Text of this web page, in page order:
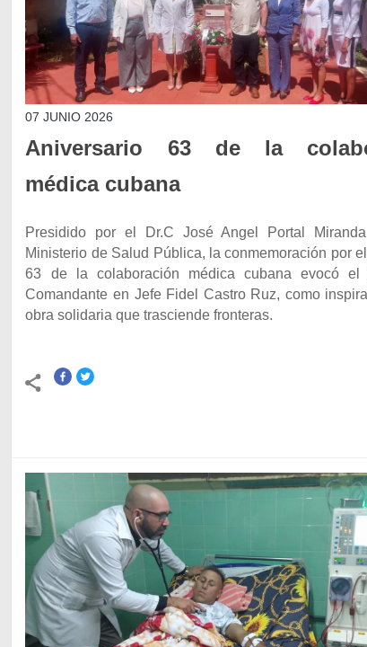
07 JUNIO 2026
Aniversario 63 de la
médica cubana
Presidido por el Dr.C José Angel Portal
Ministerio de Salud Pública, la conmemoración por
63 de la colaboración médica cubana evocó el
Comandante en Jefe Fidel Castro Ruz, como
obra solidaria que trasciende fronteras.